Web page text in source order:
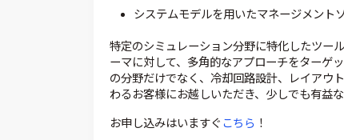
システムモデルを用いたマネージメント
特定のシミュレーション分野に特化したツー
ーマに対して、多角的なアプローチをターゲ
の分野だけでなく、冷却回路設計、レイアウ
わるお客様にお越しいただき、少しでも有益
お申し込みはいますぐ こちら ！